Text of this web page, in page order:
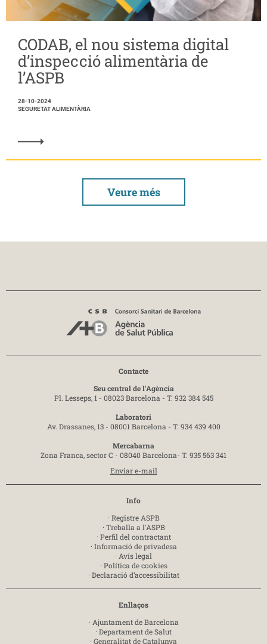
CODAB, el nou sistema digital
d’inspecció alimentària de
l’ASPB
28-10-2024
SEGURETAT ALIMENTÀRIA
Veure més
Contacte
Seu central de l'Agència
Pl. Lesseps, 1 - 08023 Barcelona - T. 932 384 545
Laboratori
Av. Drassanes, 13 - 08001 Barcelona - T. 934 439 400
Mercabarna
Zona Franca, sector C - 08040 Barcelona- T. 935 563 341
Enviar e-mail
Info
· Registre ASPB
· Treballa a l'ASPB
· Perfil del contractant
· Informació de privadesa
· Avís legal
· Política de cookies
· Declaració d’accessibilitat
Enllaços
· Ajuntament de Barcelona
· Departament de Salut
· Generalitat de Catalunya